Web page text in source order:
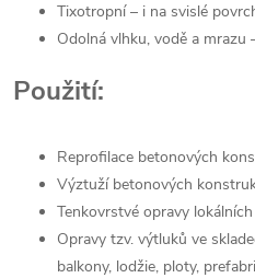
Tixotropní – i na svislé
Odolná vlhku, vodě a mrazu
Použití:
Reprofilace betonových
Výztuží betonových
Tenkovrstvé opravy
Opravy tzv. výtluků ve
balkony, lodžie, ploty,